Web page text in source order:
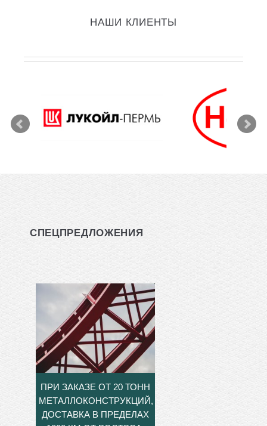
НАШИ КЛИЕНТЫ
СПЕЦПРЕДЛОЖЕНИЯ
ПРИ ЗАКАЗЕ ОТ 20 ТОНН
МЕТАЛЛОКОНСТРУКЦИЙ,
ДОСТАВКА В ПРЕДЕЛАХ